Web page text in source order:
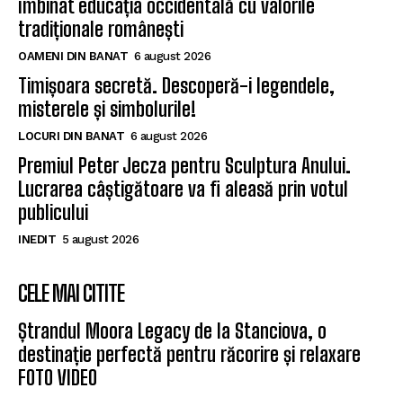
îmbinat educația occidentală cu valorile
tradiționale românești
OAMENI DIN BANAT 6 august 2026
Timișoara secretă. Descoperă-i legendele,
misterele și simbolurile!
LOCURI DIN BANAT 6 august 2026
Premiul Peter Jecza pentru Sculptura Anului.
Lucrarea câștigătoare va fi aleasă prin votul
publicului
INEDIT 5 august 2026
CELE MAI CITITE
Ștrandul Moora Legacy de la Stanciova, o
destinație perfectă pentru răcorire și relaxare
FOTO VIDEO